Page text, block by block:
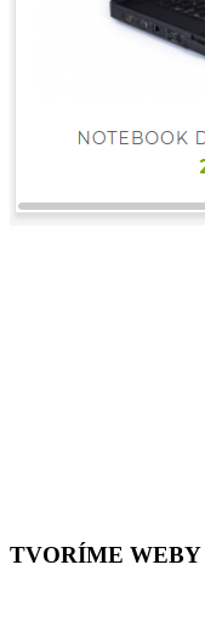
TVORÍME WEBY